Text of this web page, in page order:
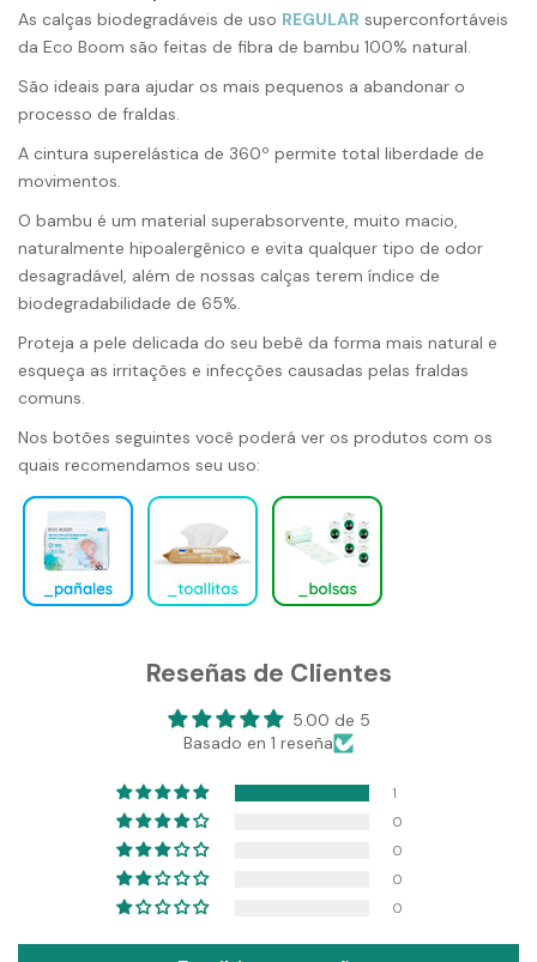
As calças biodegradáveis ​​de uso REGULAR superconfortáveis ​​
da Eco Boom são feitas de fibra de bambu 100% natural.
São ideais para ajudar os mais pequenos a abandonar o
processo de fraldas.
A cintura superelástica de 360º permite total liberdade de
movimentos.
O bambu é um material superabsorvente, muito macio,
naturalmente hipoalergênico e evita qualquer tipo de odor
desagradável, além de nossas calças terem índice de
biodegradabilidade de 65%.
Proteja a pele delicada do seu bebê da forma mais natural e
esqueça as irritações e infecções causadas pelas fraldas
comuns.
Nos botões seguintes você poderá ver os produtos com os
quais recomendamos seu uso:
Reseñas de Clientes
5.00 de 5
Basado en 1 reseña
1
0
0
0
0